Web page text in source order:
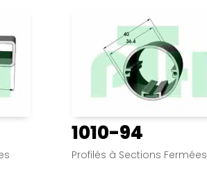
1010-94
Profilés à Sections Fermées